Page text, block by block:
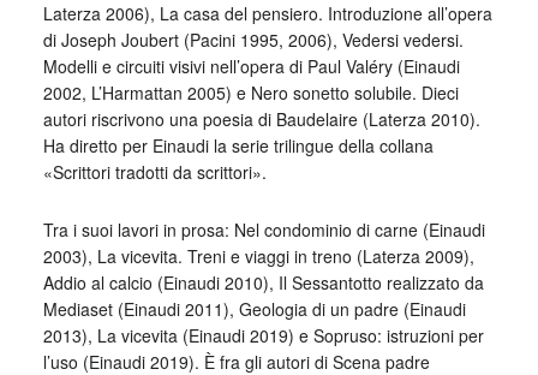
Laterza 2006), La casa del pensiero. Introduzione all’opera
di Joseph Joubert (Pacini 1995, 2006), Vedersi vedersi.
Modelli e circuiti visivi nell’opera di Paul Valéry (Einaudi
2002, L’Harmattan 2005) e Nero sonetto solubile. Dieci
autori riscrivono una poesia di Baudelaire (Laterza 2010).
Ha diretto per Einaudi la serie trilingue della collana
«Scrittori tradotti da scrittori».
Tra i suoi lavori in prosa: Nel condominio di carne (Einaudi
2003), La vicevita. Treni e viaggi in treno (Laterza 2009),
Addio al calcio (Einaudi 2010), Il Sessantotto realizzato da
Mediaset (Einaudi 2011), Geologia di un padre (Einaudi
2013), La vicevita (Einaudi 2019) e Sopruso: istruzioni per
l’uso (Einaudi 2019). È fra gli autori di Scena padre